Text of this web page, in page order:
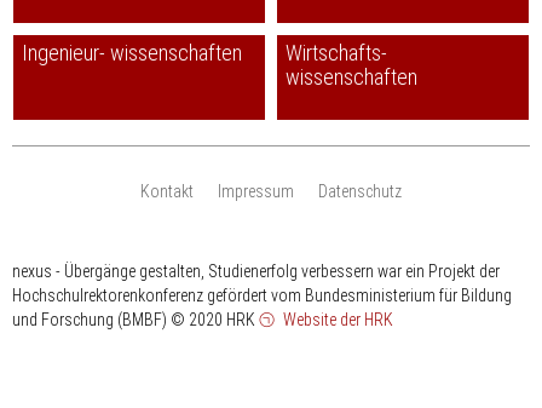
Ingenieur- wissenschaften
Wirtschafts-
wissenschaften
Kontakt Impressum Datenschutz
nexus - Übergänge gestalten, Studienerfolg verbessern war ein Projekt der
Hochschulrektorenkonferenz gefördert vom Bundesministerium für Bildung
und Forschung (BMBF) © 2020 HRK Website der HRK